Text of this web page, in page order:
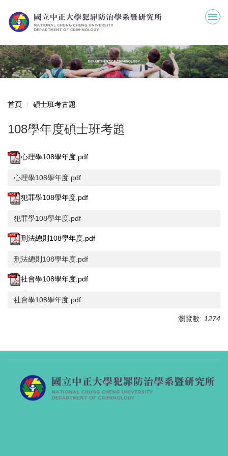
到
主
內
容
區
首頁 碩士班考古題
108學年度碩士班考題
心理學108學年度.pdf
心理學108學年度.pdf
犯罪學108學年度.pdf
犯罪學108學年度.pdf
刑法總則108學年度.pdf
刑法總則108學年度.pdf
社會學108學年度.pdf
社會學108學年度.pdf
瀏覽數: 1274